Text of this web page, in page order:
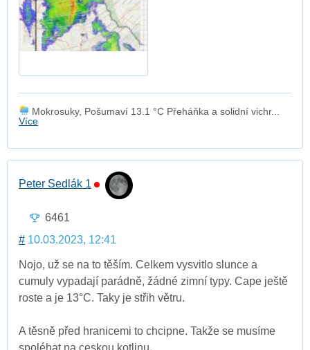
Mokrosuky, Pošumaví 13.1 °C Přeháňka a solidní vichr...
Více
Peter Sedlák 1
6461
# 10.03.2023, 12:41
Nojo, už se na to těším. Celkem vysvitlo slunce a
cumuly vypadají parádně, žádné zimní typy. Cape ještě
roste a je 13°C. Taky je střih větru.
A těsně před hranicemi to chcipne. Takže se musíme
spoléhat na ceskou kotlinu.